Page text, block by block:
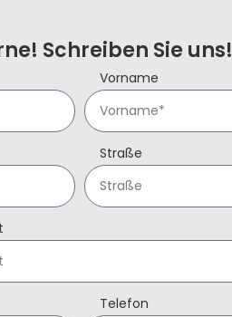
Schreiben Sie uns!
Vorname
Straße
Telefon